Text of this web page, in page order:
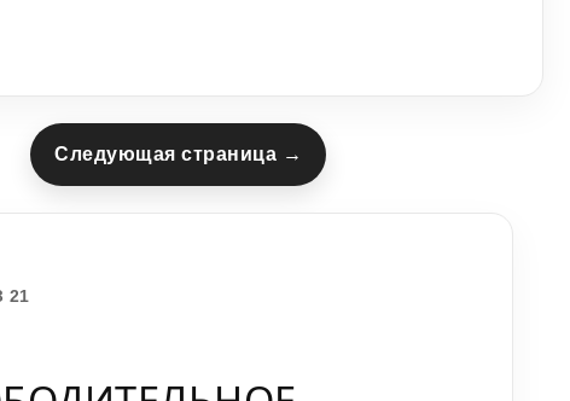
Следующая страница →
21